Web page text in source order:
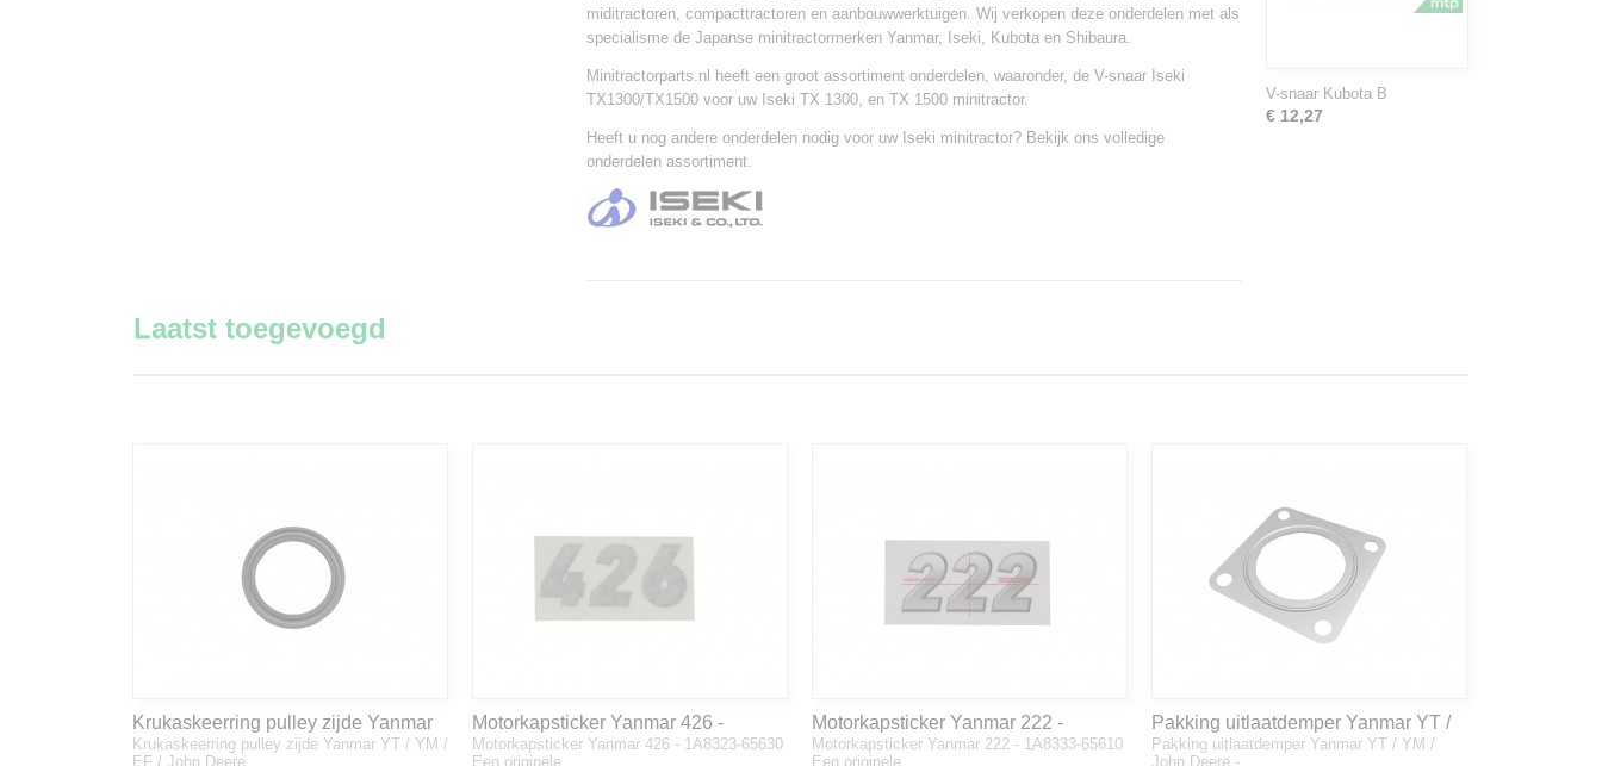
miditractoren, compacttractoren en aanbouwwerktuigen. Wij verkopen deze onderdelen met als
specialisme de Japanse minitractormerken Yanmar, Iseki, Kubota en Shibaura.
Minitractorparts.nl heeft een groot assortiment onderdelen, waaronder, de V-snaar Iseki
TX1300/TX1500 voor uw Iseki TX 1300, en TX 1500 minitractor.
Heeft u nog andere onderdelen nodig voor uw Iseki minitractor? Bekijk ons volledige
onderdelen assortiment.
V-snaar Kubota B
€ 12,27
Laatst toegevoegd
Krukaskeerring pulley zijde Yanmar
YT / YM / EF / John Deere - 119934-
Krukaskeerring pulley zijde Yanmar YT / YM /
EF / John Deere…
Motorkapsticker Yanmar 426 -
1A8323-65630
Motorkapsticker Yanmar 426 - 1A8323-65630
Een originele…
Motorkapsticker Yanmar 222 -
1A8333-65610
Motorkapsticker Yanmar 222 - 1A8333-65610
Een originele…
Pakking uitlaatdemper Yanmar YT /
YM / John Deere - 128300-13230
Pakking uitlaatdemper Yanmar YT / YM /
John Deere -…